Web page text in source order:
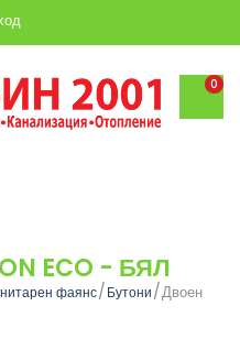
0
ECO - БЯЛ
фаянс Бутони Двоен